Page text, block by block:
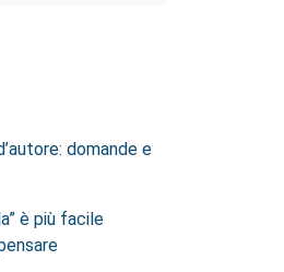
domande e
è più facile